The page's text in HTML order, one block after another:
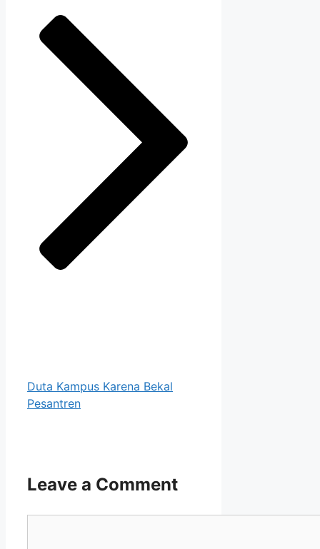
Duta Kampus Karena Bekal
Pesantren
Leave a Comment